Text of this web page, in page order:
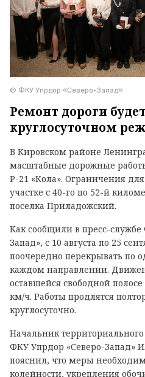
© ФКУ Упрдор «Северо-Запад»
Ремонт дороги
круглосуточном
В Кировском районе
масштабные дорожные
Р-21 «Кола». Ограничения
участке с 40-го по 52-й
поселка Приладожский.
Как сообщили в пресс-
Запад», с 10 августа по 25
поочередно перекрывать по
каждом направлении.
оставшейся свободной
км/ч. Работы продлятся
круглосуточно.
Начальник
ФКУ Упрдор «Северо-Запад»
пояснил, что меры
колейности, укрепления